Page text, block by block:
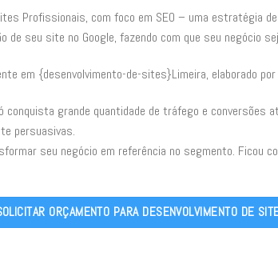
Profissionais, com foco em SEO – uma estratégia
de seu site no Google, fazendo com que seu negócio
em {desenvolvimento-de-sites}Limeira, elaborado
grande quantidade de tráfego e conversões
persuasivas.
seu negócio em referência no segmento. Ficou
ORÇAMENTO PARA DESENVOLVIMENTO DE